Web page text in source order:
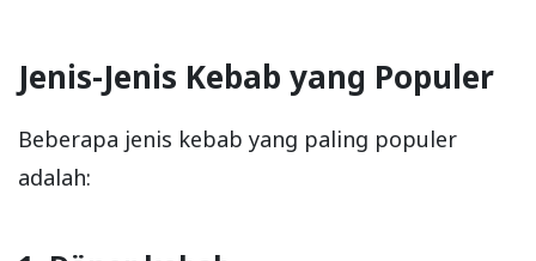
Jenis-Jenis Kebab yang Populer
Beberapa jenis kebab yang paling populer
adalah: